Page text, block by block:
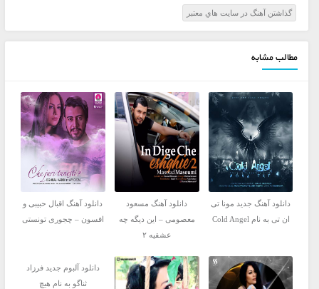
گذاشتن آهنگ در سايت هاي معتبر
مطالب مشابه
دانلود آهنگ جدید مونا تی
ان تی به نام Cold Angel
دانلود آهنگ مسعود
معصومی – این دیگه چه
عشقیه ۲
دانلود آهنگ اقبال حبیبی و
افسون – چجوری تونستی
دانلود آلبوم جدید فرزاد
ثناگو به نام هیچ